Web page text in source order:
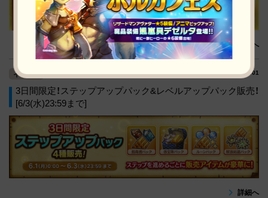
詳細へ
イベント 2020/06/01
3日間限定！ステップアップパック&レベルアップパック販売！
[6/3(水)23:59まで]
詳細へ